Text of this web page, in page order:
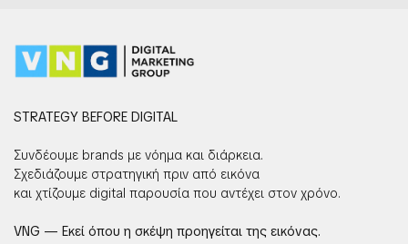
STRATEGY BEFORE DIGITAL
Συνδέουμε brands με νόημα και διάρκεια.
Σχεδιάζουμε στρατηγική πριν από εικόνα
και χτίζουμε digital παρουσία που αντέχει στον χρόνο.
VNG — Εκεί όπου η σκέψη προηγείται της εικόνας.